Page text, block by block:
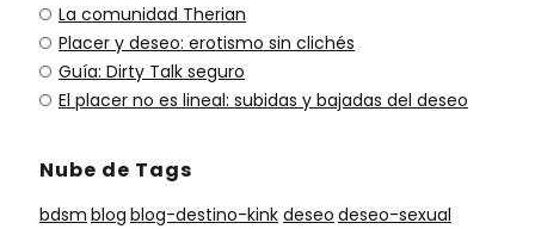
La comunidad Therian
Placer y deseo: erotismo sin clichés
Guía: Dirty Talk seguro
El placer no es lineal: subidas y bajadas del deseo
Nube de Tags
bdsm blog blog-destino-kink deseo deseo-sexual